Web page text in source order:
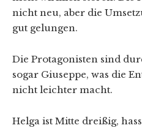
nicht neu, aber die
gut gelungen.
Die Protagonisten sind
sogar Giuseppe, was die
nicht leichter macht.
Helga ist Mitte dreißig,